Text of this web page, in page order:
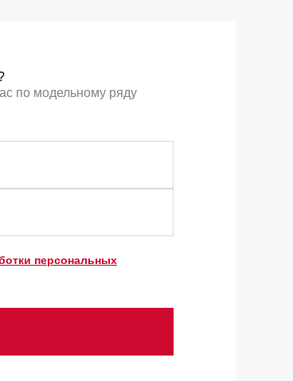
по модельному ряду
персональных